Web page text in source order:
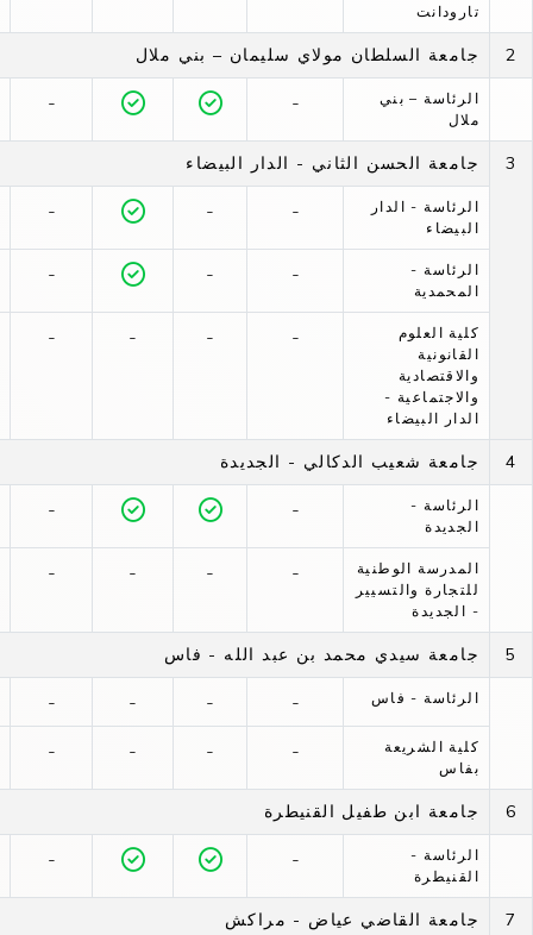
تارودانت
2 جامعة السلطان مولاي سليمان – بني ملال
الرئاسة – بني
ملال
-
-
3 جامعة الحسن الثاني - الدار البيضاء
الرئاسة - الدار
البيضاء
-
-
-
الرئاسة -
المحمدية
-
-
-
كلية العلوم
القانونية
والاقتصادية
والاجتماعية -
الدار البيضاء
-
-
-
-
4 جامعة شعيب الدكالي - الجديدة
الرئاسة -
الجديدة
-
-
المدرسة الوطنية
للتجارة والتسيير
- الجديدة
-
-
-
-
5 جامعة سيدي محمد بن عبد الله - فاس
الرئاسة - فاس -
-
-
-
كلية الشريعة
بفاس
-
-
-
-
6 جامعة ابن طفيل القنيطرة
الرئاسة -
القنيطرة
-
-
7 جامعة القاضي عياض - مراكش